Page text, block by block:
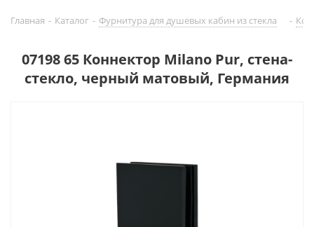
Главная - Каталог - Фурнитура для душевых кабин из стекла -
07198 65 Коннектор Milano Pur, стена-
стекло, черный матовый, Германия